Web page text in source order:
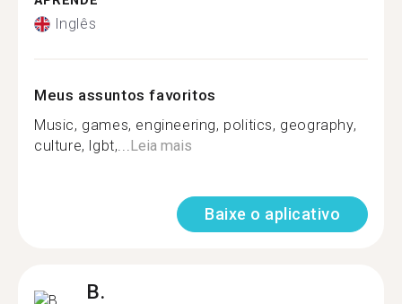
Inglês
Meus assuntos favoritos
Music, games, engineering, politics, geography,
culture, lgbt,...Leia mais
Baixe o aplicativo
B.